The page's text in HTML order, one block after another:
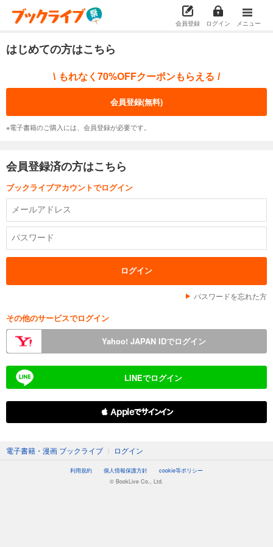
会員登録 ログイン メニュー
はじめての方はこちら
\ もれなく70%OFFクーポンもらえる /
会員登録(無料)
※電子書籍のご購入には、会員登録が必要です。
会員登録済の方はこちら
ブックライブアカウントでログイン
パスワードを忘れた方
その他のサービスでログイン
Yahoo! JAPAN IDでログイン
LINEでログイン
 Appleでサインイン
電子書籍・漫画 ブックライブ 〉 ログイン
利用規約 個人情報保護方針
cookie等ポリシー
© BookLive Co., Ltd.